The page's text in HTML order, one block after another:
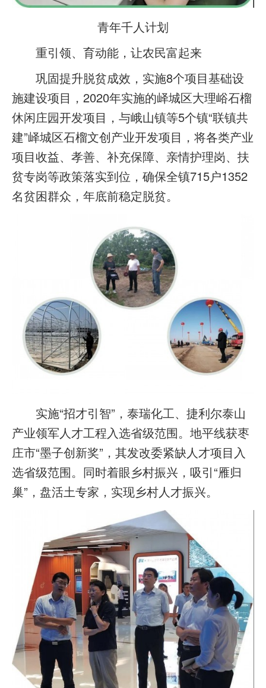
青年千人计划
重引领、育动能，让农民富起来
巩固提升脱贫成效，实施8个项目基础设
施建设项目，2020年实施的峄城区大理峪石榴
休闲庄园开发项目，与峨山镇等5个镇“联镇共
建”峄城区石榴文创产业开发项目，将各类产业
项目收益、孝善、补充保障、亲情护理岗、扶
贫专岗等政策落实到位，确保全镇715户1352
名贫困群众，年底前稳定脱贫。
实施“招才引智”，泰瑞化工、捷利尔泰山
产业领军人才工程入选省级范围。地平线获枣
庄市“墨子创新奖”，其发改委紧缺人才项目入
选省级范围。同时着眼乡村振兴，吸引“雁归
巢”，盘活土专家，实现乡村人才振兴。